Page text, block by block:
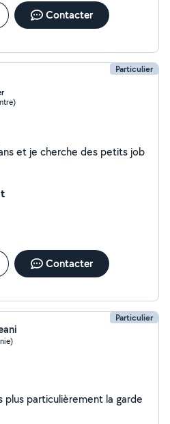
Contacter
Particulier
et je cherche des petits job
Contacter
Particulier
particulièrement la garde